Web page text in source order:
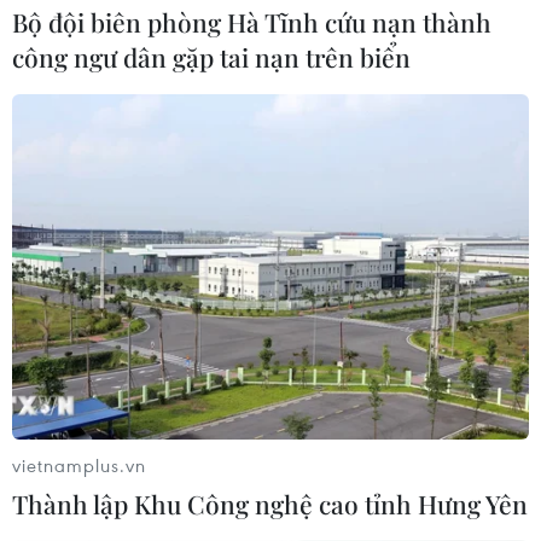
Đức - Pháp 0-2: Antoine Griezmann
đưa Pháp vào chung kết
Trận Xứ Wales-Bồ Đào Nha: Lý do
hai đội không mặc áo đấu truyền
thống
07/07/2016 10:55
Bán kết Đức-Pháp: Những thông tin
trước giờ bóng lăn
07/07/2016 10:53
Bộ đội biên phòng Hà Tĩnh cứu nạn thành
công ngư dân gặp tai nạn trên biển
vietnamplus.vn
Thành lập Khu Công nghệ cao tỉnh Hưng Yên